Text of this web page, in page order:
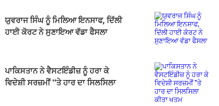
ਯੁਵਰਾਜ ਸਿੰਘ ਨੂੰ ਮਿਲਿਆ ਇਨਸਾਫ, ਦਿੱਲੀ
ਹਾਈ ਕੋਰਟ ਨੇ ਸੁਣਾਇਆ ਵੱਡਾ ਫੈਸਲਾ
ਪਾਕਿਸਤਾਨ ਨੇ ਵੈਸਟਇੰਡੀਜ਼ ਨੂੰ ਹਰਾ ਕੇ
ਵਿਦੇਸ਼ੀ ਸਰਜ਼ਮੀਂ ''ਤੇ ਹਾਰ ਦਾ ਸਿਲਸਿਲਾ